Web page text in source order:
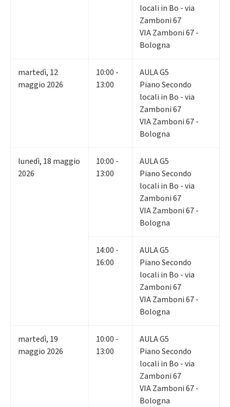
locali in Bo - via
Zamboni 67
VIA Zamboni 67 -
Bologna
martedì, 12
maggio 2026
10:00 -
13:00
AULA G5
Piano Secondo
locali in Bo - via
Zamboni 67
VIA Zamboni 67 -
Bologna
lunedì, 18 maggio
2026
10:00 -
13:00
AULA G5
Piano Secondo
locali in Bo - via
Zamboni 67
VIA Zamboni 67 -
Bologna
14:00 -
16:00
AULA G5
Piano Secondo
locali in Bo - via
Zamboni 67
VIA Zamboni 67 -
Bologna
martedì, 19
maggio 2026
10:00 -
13:00
AULA G5
Piano Secondo
locali in Bo - via
Zamboni 67
VIA Zamboni 67 -
Bologna